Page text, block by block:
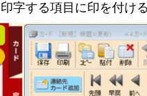
印字する項目に印を付